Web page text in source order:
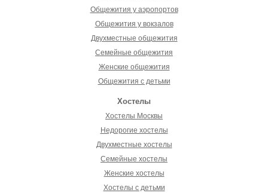
Общежития у аэропортов
Общежития у вокзалов
Двухместные общежития
Семейные общежития
Женские общежития
Общежития с детьми
Хостелы
Хостелы Москвы
Недорогие хостелы
Двухместные хостелы
Семейные хостелы
Женские хостелы
Хостелы с детьми